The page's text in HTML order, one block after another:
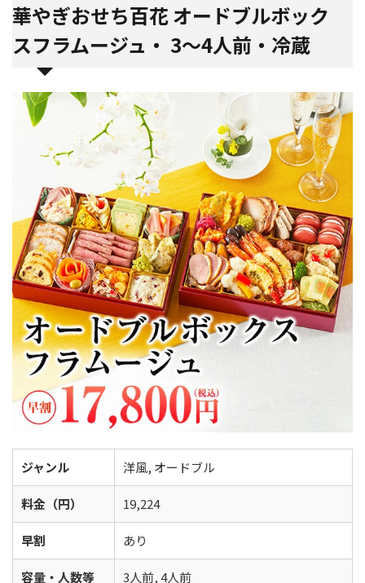
華やぎおせち百花 オードブルボック
スフラムージュ・ 3～4人前・冷蔵
ジャンル 洋風, オードブル
料金（円） 19,224
早割 あり
容量・人数等 3人前, 4人前